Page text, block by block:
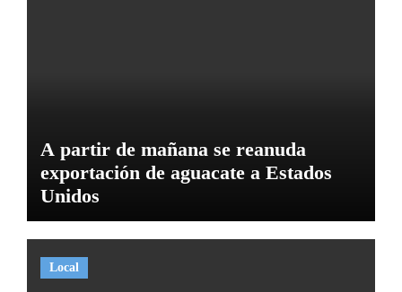
A partir de mañana se reanuda
exportación de aguacate a Estados
Unidos
Local